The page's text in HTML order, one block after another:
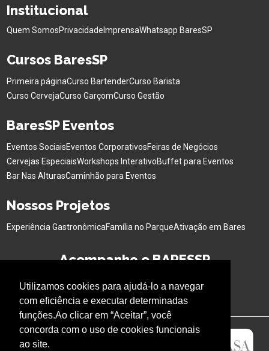
Utilizamos cookies para ajudá-lo a navegar
com eficiência e executar determinadas
funções.Ao clicar em “Aceitar”, você
concorda com o uso de cookies funcionais
ao site.
Institucional
Quem SomosPrivacidade ImprensaWhatsapp BaresSP
Cursos BaresSP
Primeira páginaCurso BartenderCurso Barista
Curso CervejaCurso GarçomCurso Gestão
BaresSP Eventos
Eventos SociaisEventos CorporativosFeiras de Negócios
Cervejas EspeciaisWorkshops InterativoBuffet para Eventos
Bar Nas AlturasCaminhão para Eventos
Nossos Projetos
Experiência GastronômicaFamília no ParqueAtivação em Bares
Acompanhe o BARESSP